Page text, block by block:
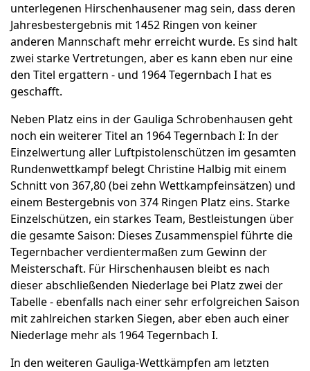
unterlegenen Hirschenhausener mag sein, dass deren
Jahresbestergebnis mit 1452 Ringen von keiner
anderen Mannschaft mehr erreicht wurde. Es sind halt
zwei starke Vertretungen, aber es kann eben nur eine
den Titel ergattern - und 1964 Tegernbach I hat es
geschafft.
Neben Platz eins in der Gauliga Schrobenhausen geht
noch ein weiterer Titel an 1964 Tegernbach I: In der
Einzelwertung aller Luftpistolenschützen im gesamten
Rundenwettkampf belegt Christine Halbig mit einem
Schnitt von 367,80 (bei zehn Wettkampfeinsätzen) und
einem Bestergebnis von 374 Ringen Platz eins. Starke
Einzelschützen, ein starkes Team, Bestleistungen über
die gesamte Saison: Dieses Zusammenspiel führte die
Tegernbacher verdientermaßen zum Gewinn der
Meisterschaft. Für Hirschenhausen bleibt es nach
dieser abschließenden Niederlage bei Platz zwei der
Tabelle - ebenfalls nach einer sehr erfolgreichen Saison
mit zahlreichen starken Siegen, aber eben auch einer
Niederlage mehr als 1964 Tegernbach I.
In den weiteren Gauliga-Wettkämpfen am letzten